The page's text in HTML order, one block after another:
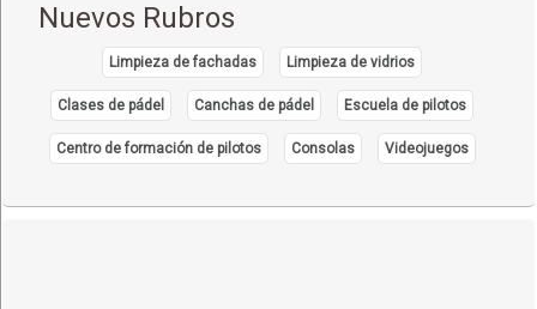
Nuevos Rubros
Limpieza de fachadas Limpieza de vidrios
Clases de pádel Canchas de pádel Escuela de pilotos
Centro de formación de pilotos Consolas Videojuegos